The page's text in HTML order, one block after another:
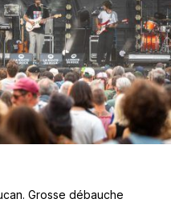
Grosse débauche